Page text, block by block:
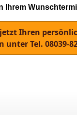
Ihrem
Ihren
Tel. 08039-